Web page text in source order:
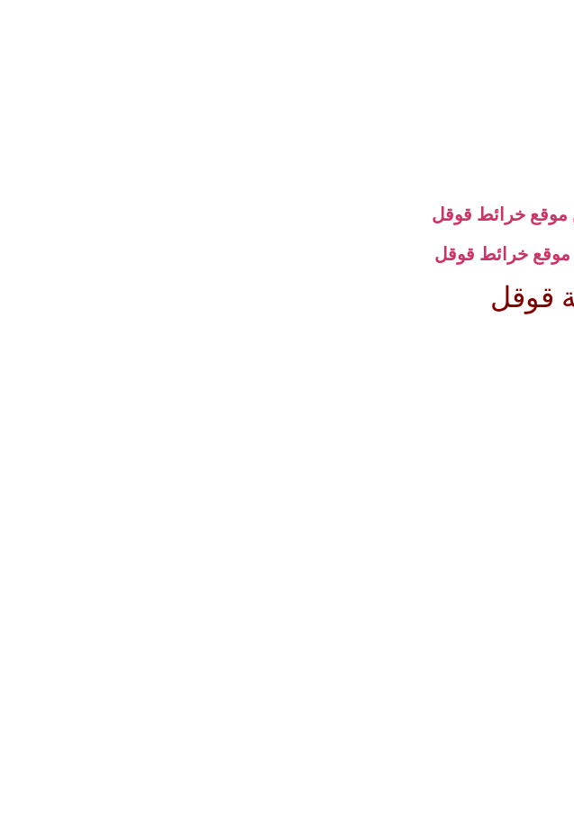
خرائط قوقل
خرائط قوقل
قوقل